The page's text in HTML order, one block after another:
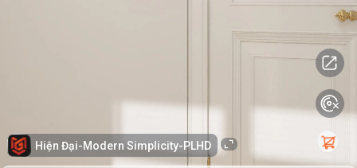
Hiện Đại-Modern Simplicity-PLHD